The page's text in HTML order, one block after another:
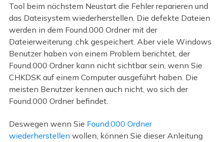
Tool beim nächstem Neustart die Fehler reparieren und
das Dateisystem wiederherstellen. Die defekte Dateien
werden in dem Found.000 Ordner mit der
Dateierweiterung .chk gespeichert. Aber viele Windows
Benutzer haben von einem Problem berichtet, der
Found.000 Ordner kann nicht sichtbar sein, wenn Sie
CHKDSK auf einem Computer ausgeführt haben. Die
meisten Benutzer kennen auch nicht, wo sich der
Found.000 Ordner befindet.
Deswegen wenn Sie Found.000 Ordner
wiederherstellen wollen, können Sie dieser Anleitung